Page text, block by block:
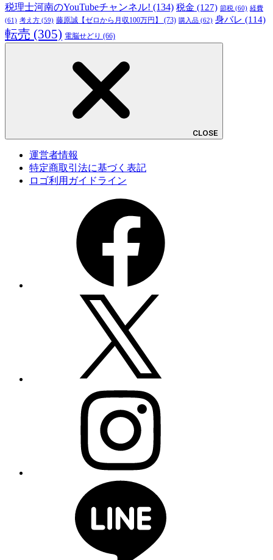
税理士河南のYouTubeチャンネル! (134) 税金 (127) 節税 (60) 経費
(61) 考え方 (59) 藤原誠【ゼロから月収100万円】 (73) 購入品 (62) 身バレ (114)
転売 (305) 電脳せどり (66)
CLOSE
運営者情報
特定商取引法に基づく表記
ロゴ利用ガイドライン